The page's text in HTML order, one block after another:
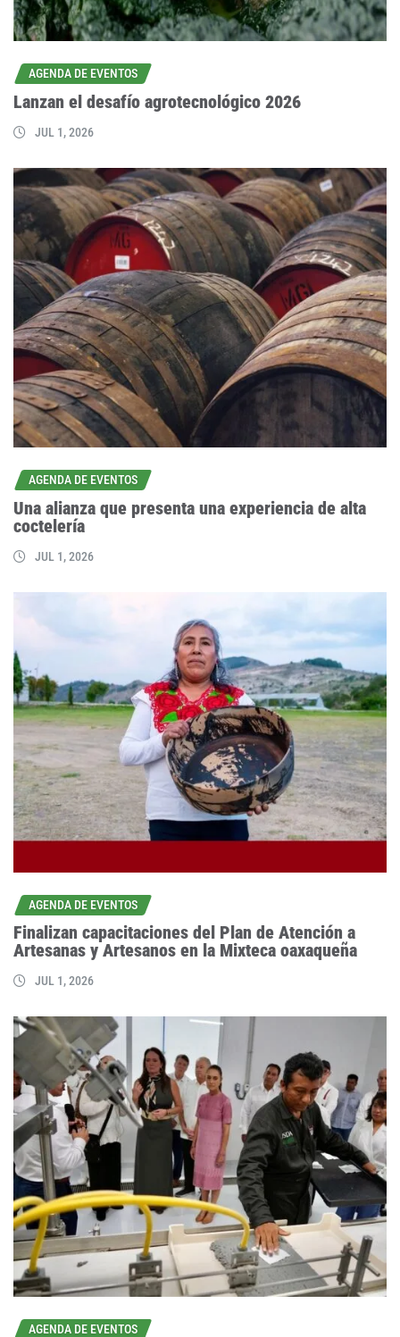
AGENDA DE EVENTOS
Lanzan el desafío agrotecnológico 2026
JUL 1, 2026
AGENDA DE EVENTOS
Una alianza que presenta una experiencia de alta
coctelería
JUL 1, 2026
AGENDA DE EVENTOS
Finalizan capacitaciones del Plan de Atención a
Artesanas y Artesanos en la Mixteca oaxaqueña
JUL 1, 2026
AGENDA DE EVENTOS